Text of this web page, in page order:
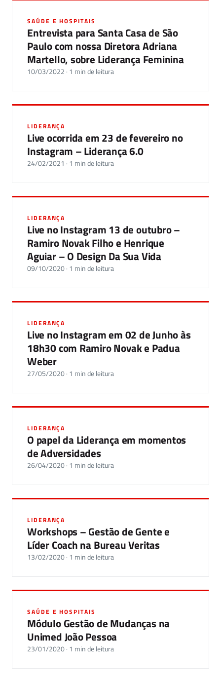
SAÚDE E HOSPITAIS
Entrevista para Santa Casa de São
Paulo com nossa Diretora Adriana
Martello, sobre Liderança Feminina
10/03/2022 · 1 min de leitura
LIDERANÇA
Live ocorrida em 23 de fevereiro no
Instagram – Liderança 6.0
24/02/2021 · 1 min de leitura
LIDERANÇA
Live no Instagram 13 de outubro –
Ramiro Novak Filho e Henrique
Aguiar – O Design Da Sua Vida
09/10/2020 · 1 min de leitura
LIDERANÇA
Live no Instagram em 02 de Junho às
18h30 com Ramiro Novak e Padua
Weber
27/05/2020 · 1 min de leitura
LIDERANÇA
O papel da Liderança em momentos
de Adversidades
26/04/2020 · 1 min de leitura
LIDERANÇA
Workshops – Gestão de Gente e
Líder Coach na Bureau Veritas
13/02/2020 · 1 min de leitura
SAÚDE E HOSPITAIS
Módulo Gestão de Mudanças na
Unimed João Pessoa
23/01/2020 · 1 min de leitura